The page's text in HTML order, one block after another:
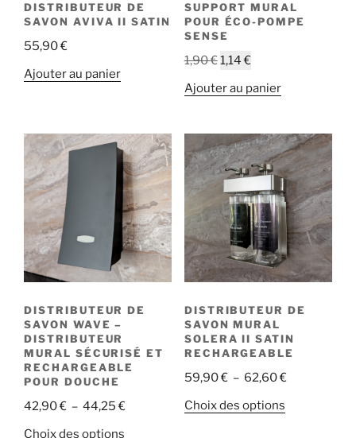
DISTRIBUTEUR DE
SAVON AVIVA II SATIN
55,90€
Ajouter au panier
SUPPORT MURAL
POUR ÉCO-POMPE
SENSE
1,90€Le
initial
1,90 €.
1,14€Le
actuel
1,14 €.
Ajouter au panier
DISTRIBUTEUR DE
SAVON WAVE –
DISTRIBUTEUR
MURAL SÉCURISÉ ET
RECHARGEABLE
POUR DOUCHE
42,90€ – 44,25€Plage
Choix des options
DISTRIBUTEUR DE
SAVON MURAL
SOLERA II SATIN
RECHARGEABLE
59,90€ – 62,60€Plage
Choix des optionsCe